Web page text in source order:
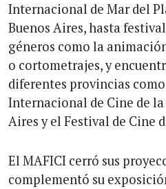
Internacional de Mar del
Buenos Aires, hasta
géneros como la
o cortometrajes, y
diferentes provincias
Internacional de Cine de
Aires y el Festival de Cine
El MAFICI cerró sus
complementó su